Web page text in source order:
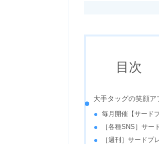
目次
大手タッグの笑顔ア
毎月開催【サード
［各種SNS］サー
［週刊］サードプ